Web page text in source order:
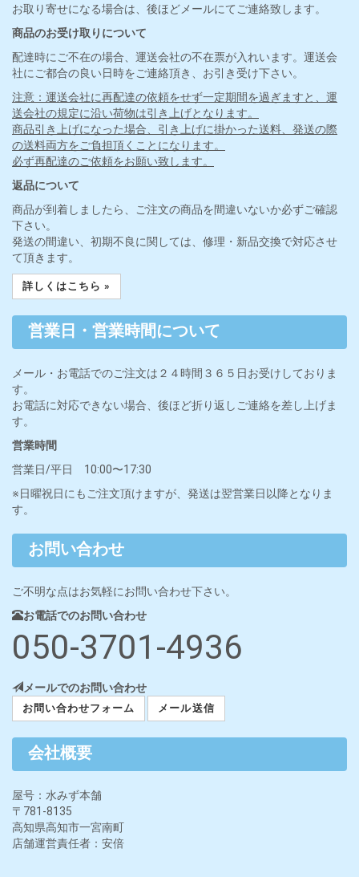
お取り寄せになる場合は、後ほどメールにてご連絡致します。
商品のお受け取りについて
配達時にご不在の場合、運送会社の不在票が入れいます。運送会
社にご都合の良い日時をご連絡頂き、お引き受け下さい。
注意：運送会社に再配達の依頼をせず一定期間を過ぎますと、運
送会社の規定に沿い荷物は引き上げとなります。
商品引き上げになった場合、引き上げに掛かった送料、発送の際
の送料両方をご負担頂くことになります。
必ず再配達のご依頼をお願い致します。
返品について
商品が到着しましたら、ご注文の商品を間違いないか必ずご確認
下さい。
発送の間違い、初期不良に関しては、修理・新品交換で対応させ
て頂きます。
詳しくはこちら »
営業日・営業時間について
メール・お電話でのご注文は２４時間３６５日お受けしておりま
す。
お電話に対応できない場合、後ほど折り返しご連絡を差し上げま
す。
営業時間
営業日/平日 10:00〜17:30
※日曜祝日にもご注文頂けますが、発送は翌営業日以降となりま
す。
お問い合わせ
ご不明な点はお気軽にお問い合わせ下さい。
お電話でのお問い合わせ
050-3701-4936
メールでのお問い合わせ
お問い合わせフォーム メール送信
会社概要
屋号：水みず本舗
〒781-8135
高知県高知市一宮南町
店舗運営責任者：安倍